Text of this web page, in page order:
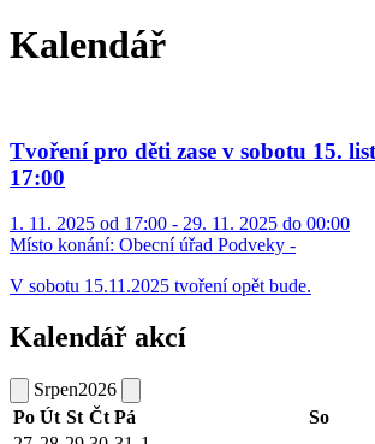
Kalendář
Tvoření pro děti zase v sobotu 15.
17:00
1. 11. 2025 od 17:00 - 29. 11. 2025 do 00:00
Místo konání: Obecní úřad Podveky -
V sobotu 15.11.2025 tvoření opět bude.
Kalendář akcí
Srpen2026
Po Út St Čt Pá So